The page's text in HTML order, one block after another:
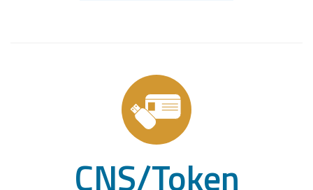
CNS/Token